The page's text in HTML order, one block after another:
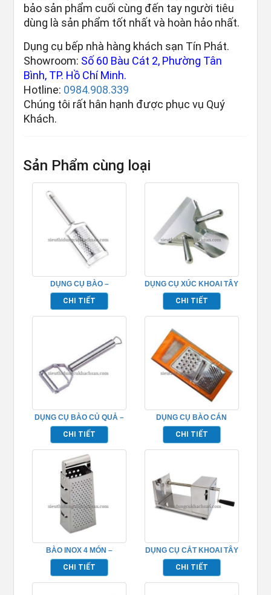
bảo sản phẩm cuối cùng đến tay người tiêu
dùng là sản phẩm tốt nhất và hoàn hảo nhất.
Dụng cụ bếp nhà hàng khách sạn Tín Phát.
Showroom: Số 60 Bàu Cát 2, Phường Tân
Bình, TP. Hồ Chí Minh.
Hotline: 0984.908.339
Chúng tôi rất hân hạnh được phục vụ Quý
Khách.
Sản Phẩm cùng loại
DỤNG CỤ BÀO –
TP696235
CHI TIẾT
DỤNG CỤ XÚC KHOAI TÂY
– TP696241
CHI TIẾT
DỤNG CỤ BÀO CỦ QUẢ –
TP696125
CHI TIẾT
DỤNG CỤ BÀO CÁN
NHỰA- TP696104
CHI TIẾT
BÀO INOX 4 MÓN –
TP696107
CHI TIẾT
DỤNG CỤ CẮT KHOAI TÂY
– TP696237
CHI TIẾT